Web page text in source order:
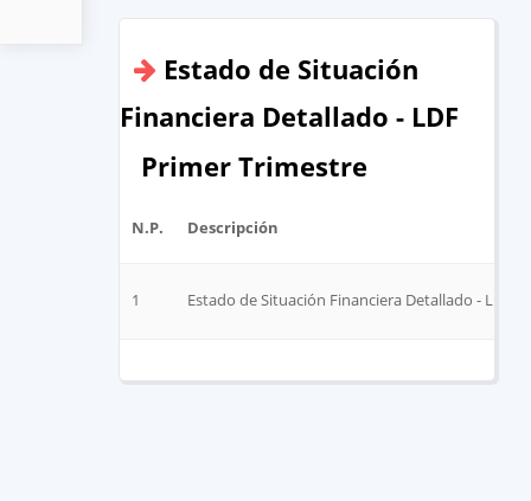
Estado de Situación
Financiera Detallado - LDF
Primer Trimestre
N.P. Descripción
1 Estado de Situación Financiera Detallado - LDF.